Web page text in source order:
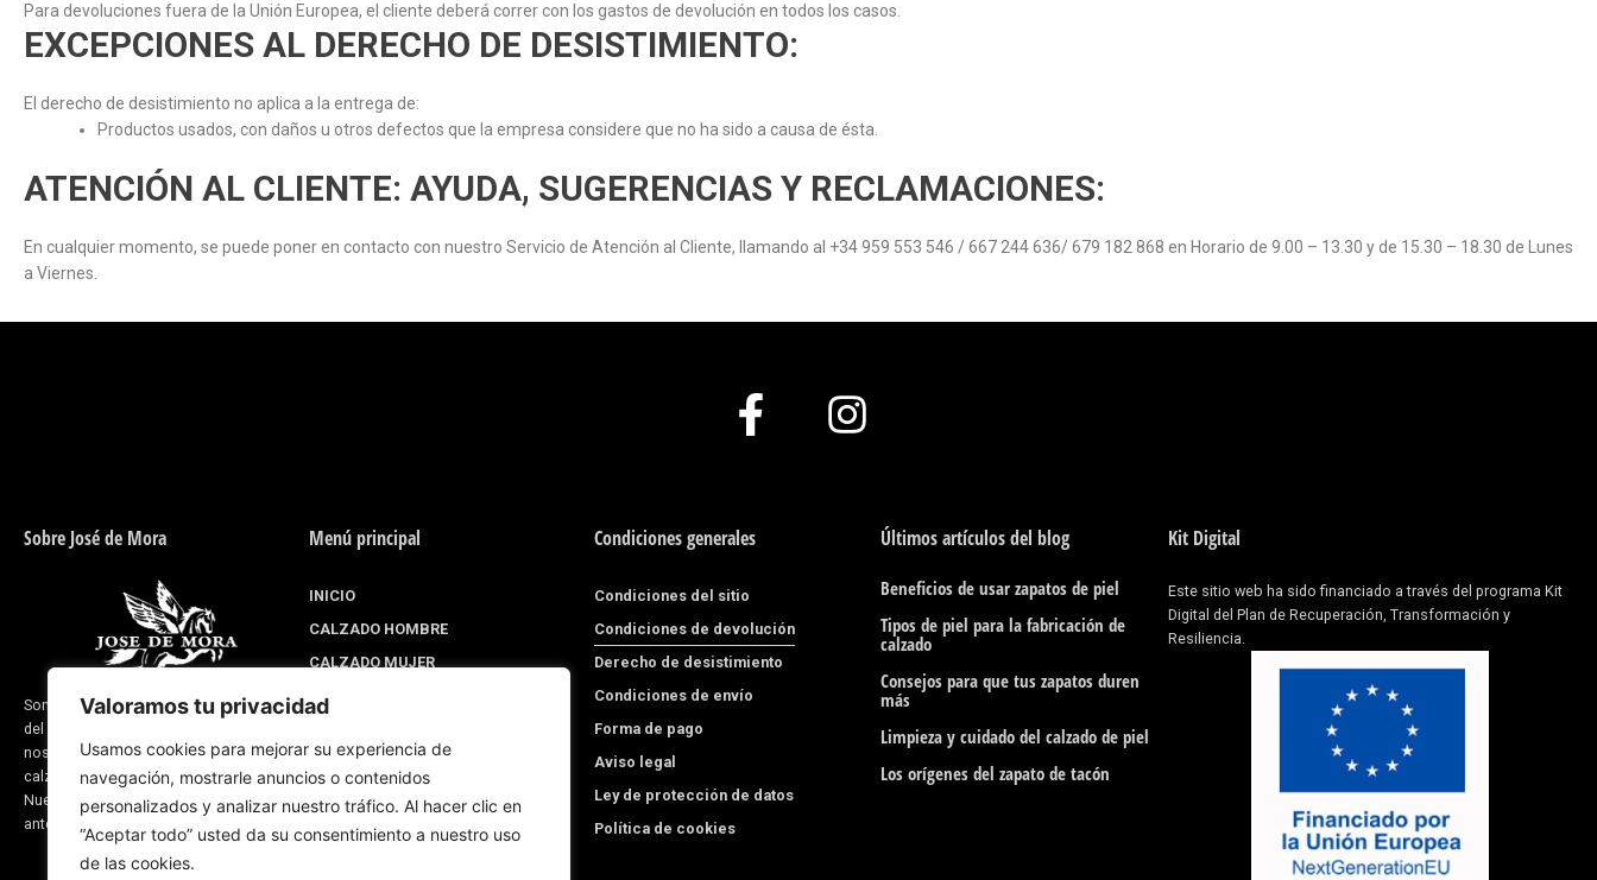
Valoramos tu privacidad
Usamos cookies para mejorar su experiencia de
navegación, mostrarle anuncios o contenidos
personalizados y analizar nuestro tráfico. Al hacer clic en
“Aceptar todo” usted da su consentimiento a nuestro uso
de las cookies.
Para devoluciones fuera de la Unión Europea, el cliente deberá correr con los gastos de devolución en todos los casos.
EXCEPCIONES AL DERECHO DE DESISTIMIENTO:
El derecho de desistimiento no aplica a la entrega de:
Productos usados, con daños u otros defectos que la empresa considere que no ha sido a causa de ésta.
ATENCIÓN AL CLIENTE: AYUDA, SUGERENCIAS Y RECLAMACIONES:
En cualquier momento, se puede poner en contacto con nuestro Servicio de Atención al Cliente, llamando al +34 959 553 546 / 667 244 636/ 679 182 868 en Horario de 9.00 – 13.30 y de 15.30 – 18.30 de Lunes
a Viernes.
F
e
o
o
k
f
I
Sobre José de Mora
Somos una empresa situada en Valverde
del Camino provincia de Huelva (España) y
nos dedicamos a la fabricación de
calzado y productos de guarnicionería.
Nuestra experiencia se remonta a fechas
anteriores del 1870
Menú principal
INICIO
CALZADO HOMBRE
CALZADO MUJER
DISEÑA PARA TI
SOBRE NOSOTROS
BLOG CORPORATIVO
Condiciones generales
Condiciones del sitio
Condiciones de devolución
Derecho de desistimiento
Condiciones de envío
Forma de pago
Aviso legal
Ley de protección de datos
Política de cookies
Últimos artículos del blog
Beneficios de usar zapatos de piel
Tipos de piel para la fabricación de
calzado
Consejos para que tus zapatos duren
más
Limpieza y cuidado del calzado de piel
Los orígenes del zapato de tacón
Kit Digital
Este sitio web ha sido financiado a través del programa Kit
Digital del Plan de Recuperación, Transformación y
Resiliencia.